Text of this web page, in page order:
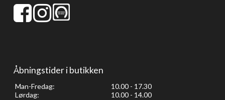
Åbningstider i butikken
Man-Fredag:
10.00 - 17.30
Lørdag:
10.00 - 14.00